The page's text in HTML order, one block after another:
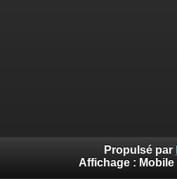
Propulsé par
Affichage : Mobile